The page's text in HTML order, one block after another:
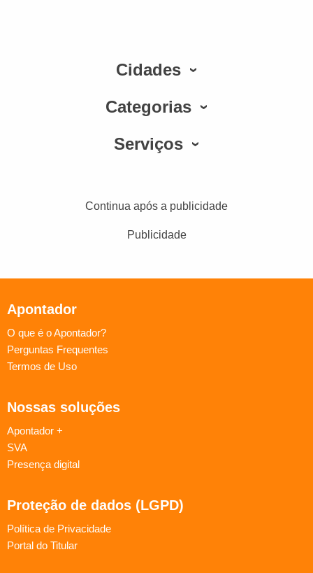
Cidades
Categorias
Serviços
Continua após a publicidade
Publicidade
Apontador
O que é o Apontador?
Perguntas Frequentes
Termos de Uso
Nossas soluções
Apontador +
SVA
Presença digital
Proteção de dados (LGPD)
Política de Privacidade
Portal do Titular